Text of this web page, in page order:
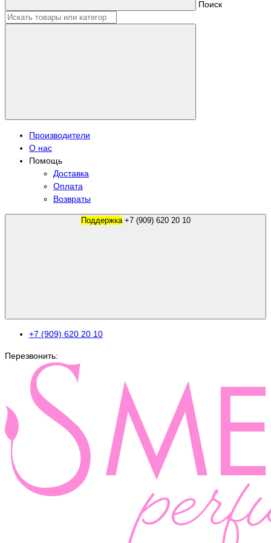
Поиск
Производители
О нас
Помощь
Доставка
Оплата
Возвраты
Поддержка +7 (909) 620 20 10
+7 (909) 620 20 10
Перезвонить: